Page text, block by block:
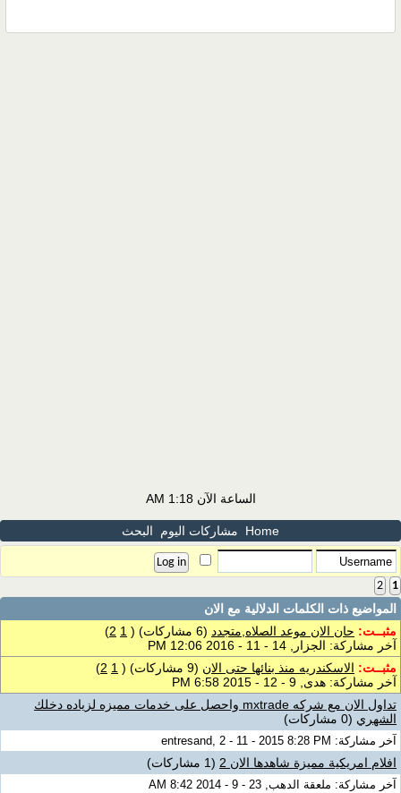
الساعة الآن1:18 AM
Home مشاركات اليوم البحث
1
2
المواضيع ذات الكلمات الدلالية مع
الان
مثبــت: حان الان موعد الصلاه,متجدد (6 مشاركات) (
1
2
)
آخر مشاركة: الجزار, 14 - 11 - 2016 12:06 PM
مثبــت: الاسكندريه منذ بنائها حتى الان (9 مشاركات) (
1
2
)
آخر مشاركة: هدى, 9 - 12 - 2015 6:58 PM
تداول الان مع شركه mxtrade واحصل على خدمات مميزه لزياده دخلك
الشهري (0 مشاركات)
آخر مشاركة: entresand, 2 - 11 - 2015 8:28 PM
افلام امريكية مميزة شاهدها الان 2 (1 مشاركات)
آخر مشاركة: ملعقة الدهب, 23 - 9 - 2014 8:42 AM